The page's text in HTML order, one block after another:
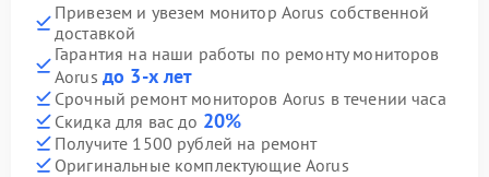
Привезем и увезем монитор Aorus собственной
доставкой
Гарантия на наши работы по ремонту мониторов
Aorus до 3-х лет
Срочный ремонт мониторов Aorus в течении часа
Скидка для вас до 20%
Получите 1500 рублей на ремонт
Оригинальные комплектующие Aorus